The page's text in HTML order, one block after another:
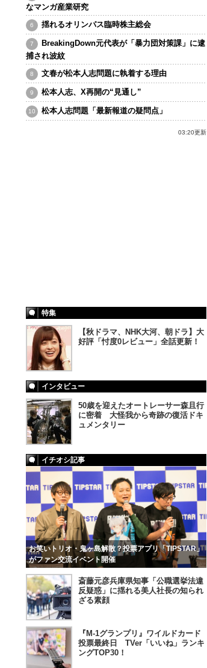
なマンガ産業研究
揺れるオリンパス臨時株主総会
BreakingDown元代表が「暴力団対策課」に逮
捕され波紋
文春が松本人志問題に執着する理由
松本人志、X再開の“見通し”
松本人志問題「最新報道の疑問点」
03:20更新
特集
【秋ドラマ、NHK大河、朝ドラ】大
好評「忖度0レビュー」全話更新！
インタビュー
50歳を迎えたオートレーサー森且行
に密着 大怪我から奇跡の復活ドキ
ュメンタリー
イチオシ記事
お笑いトリオ・鬼ヶ島解散？投票アプリ「TIPSTAR」
がファン交流イベント開催
斎藤元彦兵庫県知事「公職選挙法違
反疑惑」に揺れる美人社長の知られ
ざる素顔
『M-1グランプリ』ワイルドカード
投票最終日 TVer「いいね」ランキ
ングTOP30！